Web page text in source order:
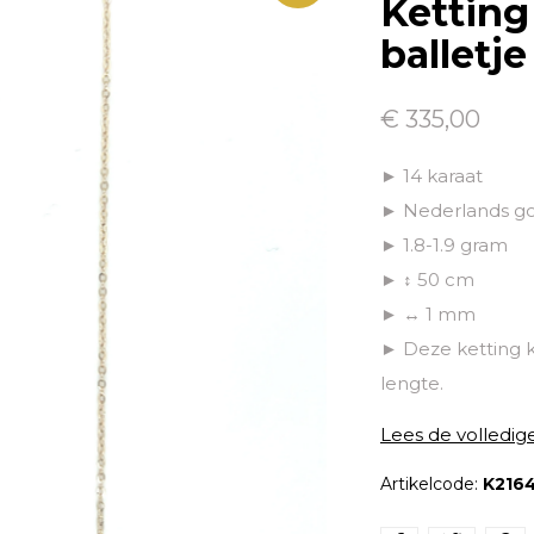
€ 335,00
► 14 karaat
► Nederlands
► 1.8-1.9 gram
► ↕ 50 cm
► ↔ 1 mm
► Deze ketting
lengte.
Lees de
Artikelcode: